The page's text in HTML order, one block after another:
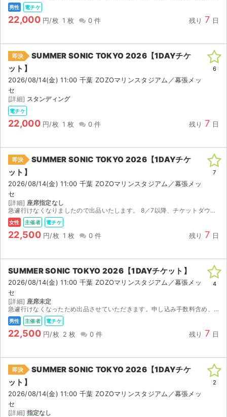
男性 電チケ
22,000 円/枚 1 枚 0 件 残り 7 日
即決
SUMMER SONIC TOKYO 2026【1DAYチケ
ット】
2026/08/14(金) 11:00 千葉 ZOZOマリンスタジアム／幕張メッ
セ
[詳細] スタンディング
電チケ
22,000 円/枚 1 枚 0 件 残り 7 日
6
即決
SUMMER SONIC TOKYO 2026【1DAYチケ
ット】
2026/08/14(金) 11:00 千葉 ZOZOマリンスタジアム／幕張メッ
セ
[詳細] 座席指定なし
急遽行けなくなりましたので出品いたします。 8／7以降、チケットダウンロードが可能になりますので、e+にて分配いたします。 出品が初めてなので勝手がわかっておりませんが、なるべく早く対応いたしま...
女性 主催者 電チケ
22,500 円/枚 1 枚 0 件 残り 7 日
7
SUMMER SONIC TOKYO 2026【1DAYチケット】
2026/08/14(金) 11:00 千葉 ZOZOマリンスタジアム／幕張メッ
セ
[詳細] 座席未定
急遽行けなくなったため出品させていただきます。申し込み手数料含め、定価です。
男性 主催者 電チケ
22,500 円/枚 2 枚 0 件 残り 7 日
4
即決
SUMMER SONIC TOKYO 2026【1DAYチケ
ット】
2026/08/14(金) 11:00 千葉 ZOZOマリンスタジアム／幕張メッ
セ
[詳細] 指定なし
2